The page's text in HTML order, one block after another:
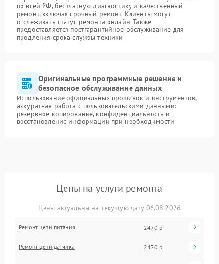
по всей РФ, бесплатную диагностику и качественный
ремонт, включая срочный ремонт. Клиенты могут
отслеживать статус ремонта онлайн. Также
предоставляется постгарантийное обслуживание для
продления срока службы техники
Оригинальные программные решение и
безопасное обслуживание данных
Использование официальных прошивок и инструментов,
аккуратная работа с пользовательскими данными:
резервное копирование, конфиденциальность и
восстановление информации при необходимости
Цены на услуги ремонта
Цены актуальны на текущую дату 06.08.2026
Ремонт цепи питания 2470 р
Ремонт цепи датчика 2470 р